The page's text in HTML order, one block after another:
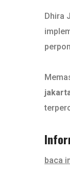
Dhira
baca